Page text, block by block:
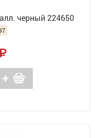
черный 224650